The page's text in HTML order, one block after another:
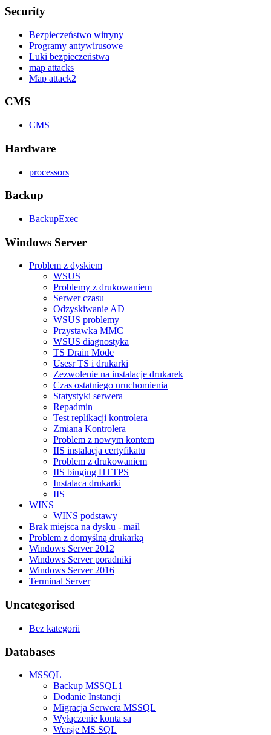
Security
Bezpieczeństwo witryny
Programy antywirusowe
Luki bezpieczeństwa
map attacks
Map attack2
CMS
CMS
Hardware
processors
Backup
BackupExec
Windows Server
Problem z dyskiem
WSUS
Problemy z drukowaniem
Serwer czasu
Odzyskiwanie AD
WSUS problemy
Przystawka MMC
WSUS diagnostyka
TS Drain Mode
Usesr TS i drukarki
Zezwolenie na instalacje drukarek
Czas ostatniego uruchomienia
Statystyki serwera
Repadmin
Test replikacji kontrolera
Zmiana Kontrolera
Problem z nowym kontem
IIS instalacja certyfikatu
Problem z drukowaniem
IIS binging HTTPS
Instalaca drukarki
IIS
WINS
WINS podstawy
Brak miejsca na dysku - mail
Problem z domyślną drukarką
Windows Server 2012
Windows Server poradniki
Windows Server 2016
Terminal Server
Uncategorised
Bez kategorii
Databases
MSSQL
Backup MSSQL1
Dodanie Instancji
Migracja Serwera MSSQL
Wyłączenie konta sa
Wersje MS SQL